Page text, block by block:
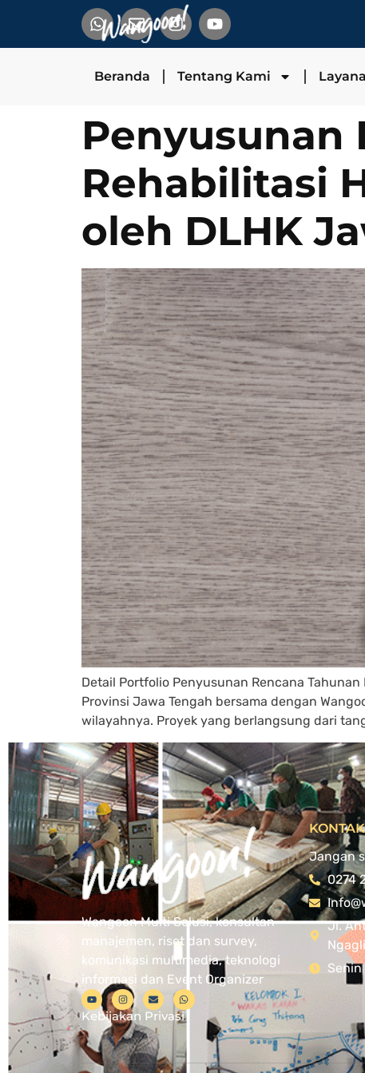
Beranda Tentang Kami
Penyusunan
Rehabilitasi
oleh DLHK
Detail Portfolio Penyusunan Rencana
Provinsi Jawa Tengah bersama dengan
wilayahnya. Proyek yang berlangsung dari
Wangoon Multi Solusi, konsultan
manajemen, riset dan survey,
komunikasi multimedia, teknologi
informasi dan Event Organizer
Kebijakan Privasi
Jangan
0274
Jl.
Senin